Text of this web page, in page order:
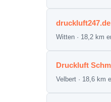
Witten · 18,2 km
Druckluft
Velbert · 18,6 km